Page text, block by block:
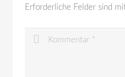
Erforderliche Felder sind